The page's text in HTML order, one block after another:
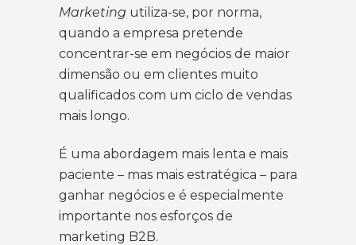
Marketing utiliza-se, por norma,
quando a empresa pretende
concentrar-se em negócios de maior
dimensão ou em clientes muito
qualificados com um ciclo de vendas
mais longo.
É uma abordagem mais lenta e mais
paciente – mas mais estratégica – para
ganhar negócios e é especialmente
importante nos esforços de
marketing B2B.